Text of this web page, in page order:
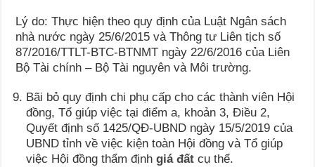
Lý do: Thực hiện theo quy định của Luật Ngân sách
nhà nước ngày 25/6/2015 và Thông tư Liên tịch số
87/2016/TTLT-BTC-BTNMT ngày 22/6/2016 của Liên
Bộ Tài chính – Bộ Tài nguyên và Môi trường.
Bãi bỏ quy định chi phụ cấp cho các thành viên Hội
đồng, Tổ giúp việc tại điểm a, khoản 3, Điều 2,
Quyết định số 1425/QĐ-UBND ngày 15/5/2019 của
UBND tỉnh về việc kiện toàn Hội đồng và Tổ giúp
việc Hội đồng thẩm địnhgiá đất cụ thể.